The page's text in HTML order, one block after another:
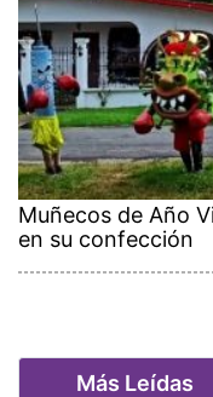
Muñecos de Año
en su confección
Más Leídas